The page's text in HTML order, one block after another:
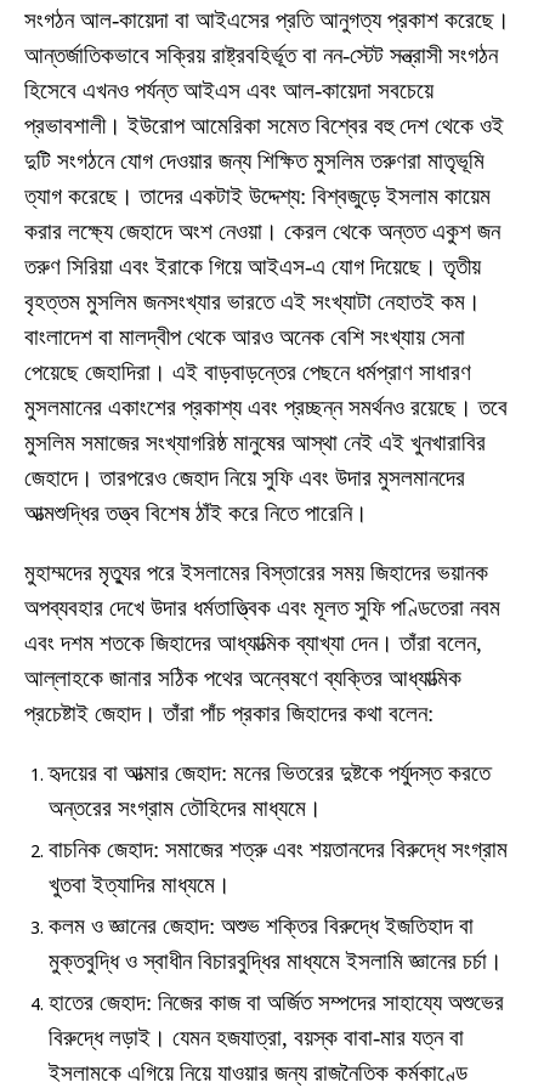
সংগঠন আল-কায়েদা বা আইএসের প্রতি আনুগত্য প্রকাশ করেছে।
আন্তর্জাতিকভাবে সক্রিয় রাষ্ট্রবহির্ভূত বা নন-স্টেট সন্ত্রাসী সংগঠন
হিসেবে এখনও পর্যন্ত আইএস এবং আল-কায়েদা সবচেয়ে
প্রভাবশালী। ইউরোপ আমেরিকা সমেত বিশ্বের বহু দেশ থেকে ওই
দুটি সংগঠনে যোগ দেওয়ার জন্য শিক্ষিত মুসলিম তরুণরা মাতৃভূমি
ত্যাগ করেছে। তাদের একটাই উদ্দেশ্য: বিশ্বজুড়ে ইসলাম কায়েম
করার লক্ষ্যে জেহাদে অংশ নেওয়া। কেরল থেকে অন্তত একুশ জন
তরুণ সিরিয়া এবং ইরাকে গিয়ে আইএস-এ যোগ দিয়েছে। তৃতীয়
বৃহত্তম মুসলিম জনসংখ্যার ভারতে এই সংখ্যাটা নেহাতই কম।
বাংলাদেশ বা মালদ্বীপ থেকে আরও অনেক বেশি সংখ্যায় সেনা
পেয়েছে জেহাদিরা। এই বাড়বাড়ন্তের পেছনে ধর্মপ্রাণ সাধারণ
মুসলমানের একাংশের প্রকাশ্য এবং প্রচ্ছন্ন সমর্থনও রয়েছে। তবে
মুসলিম সমাজের সংখ্যাগরিষ্ঠ মানুষের আস্থা নেই এই খুনখারাবির
জেহাদে। তারপরেও জেহাদ নিয়ে সুফি এবং উদার মুসলমানদের
আত্মশুদ্ধির তত্ত্ব বিশেষ ঠাঁই করে নিতে পারেনি।
মুহাম্মদের মৃত্যুর পরে ইসলামের বিস্তারের সময় জিহাদের ভয়ানক
অপব্যবহার দেখে উদার ধর্মতাত্ত্বিক এবং মূলত সুফি পণ্ডিতেরা নবম
এবং দশম শতকে জিহাদের আধ্যাত্মিক ব্যাখ্যা দেন। তাঁরা বলেন,
আল্লাহকে জানার সঠিক পথের অন্বেষণে ব্যক্তির আধ্যাত্মিক
প্রচেষ্টাই জেহাদ। তাঁরা পাঁচ প্রকার জিহাদের কথা বলেন:
হৃদয়ের বা আত্মার জেহাদ: মনের ভিতরের দুষ্টকে পর্যুদস্ত করতে
অন্তরের সংগ্রাম তৌহিদের মাধ্যমে।
বাচনিক জেহাদ: সমাজের শত্রু এবং শয়তানদের বিরুদ্ধে সংগ্রাম
খুতবা ইত্যাদির মাধ্যমে।
কলম ও জ্ঞানের জেহাদ: অশুভ শক্তির বিরুদ্ধে ইজতিহাদ বা
মুক্তবুদ্ধি ও স্বাধীন বিচারবুদ্ধির মাধ্যমে ইসলামি জ্ঞানের চর্চা।
হাতের জেহাদ: নিজের কাজ বা অর্জিত সম্পদের সাহায্যে অশুভের
বিরুদ্ধে লড়াই। যেমন হজযাত্রা, বয়স্ক বাবা-মার যত্ন বা
ইসলামকে এগিয়ে নিয়ে যাওয়ার জন্য রাজনৈতিক কর্মকাণ্ডে